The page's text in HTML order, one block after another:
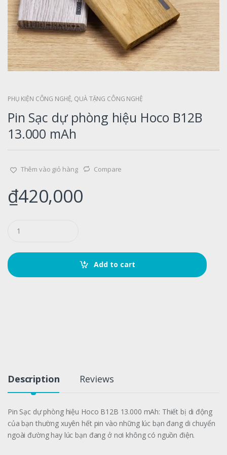
PHỤ KIỆN CÔNG NGHỆ, QUÀ TẶNG CÔNG NGHỆ
Pin Sạc dự phòng hiệu Hoco B12B
13.000 mAh
Thêm vào giỏ hàng Compare
₫420,000
t
i
Add to cart
Description Reviews
Pin Sạc dự phòng hiệu Hoco B12B 13.000 mAh: Thiết bị di động
của bạn thường xuyên hết pin vào những lúc bạn đang di chuyển
ngoài đường hay lúc bạn đang ở nơi không có nguồn điện.